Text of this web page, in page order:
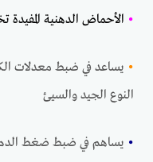
• الأحماض الدهنية
• يساعد في ضبط معدلات
النوع الجيد والسيئ
• يساهم في ضبط ضغط الدم